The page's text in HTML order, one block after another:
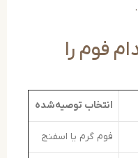
را
توصیه‌شده
گرم یا اسفنج